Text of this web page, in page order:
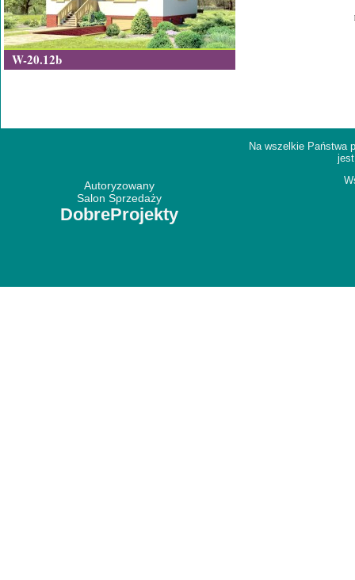
W-20.12b
Autoryzowany
Salon Sprzedaży
DobreProjekty
Na wszelkie Państwa